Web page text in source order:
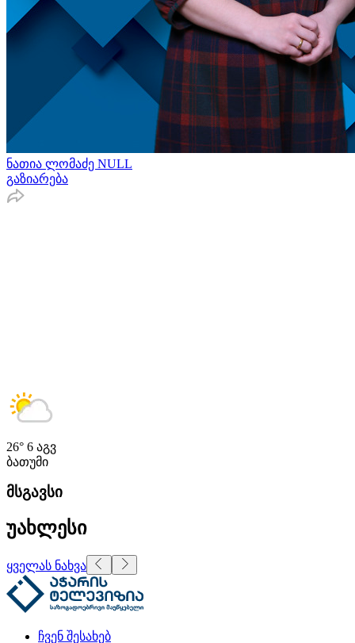
ნათია ლომაძე NULL
გაზიარება
26° 6 აგვ
ბათუმი
მსგავსი
უახლესი
ყველას ნახვა
ჩვენ შესახებ